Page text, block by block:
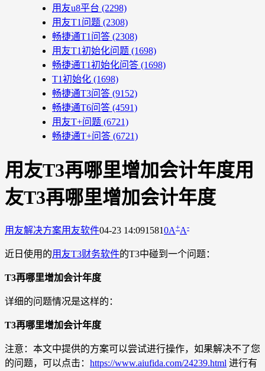
用友u8平台 (2298)
用友T1问题 (2308)
畅捷通T1问答 (2308)
用友T1初始化问题 (1698)
畅捷通T1初始化问答 (1698)
T1初始化 (1698)
畅捷通T3问答 (9152)
畅捷通T6问答 (4591)
用友T+问题 (6721)
畅捷通T+问答 (6721)
用友T3再哪里增加会计年度用
友T3再哪里增加会计年度
用友解决方案用友软件04-23 14:0915810A+A-
近日使用的用友T3财务软件的T3中碰到一个问题：
T3再哪里增加会计年度
详细的问题情况是这样的：
T3再哪里增加会计年度
注意：本文中提供的方案可以尝试进行操作，如果解决不了您
的问题，可以点击： https://www.aiufida.com/24239.html 进行有